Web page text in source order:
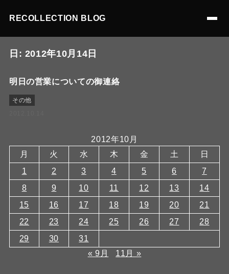
RECOLLECTION BLOG
日: 2012年10月14日
明日の営業についての御連絡
その他
2012年10月
月
火 水 木 金 土
日
1
2 3 4 5 6
7
8
9 10 11 12 13
14
15
16 17 18 19 20
21
22
23 24 25 26 27
28
29
30
31
« 9月
11月 »